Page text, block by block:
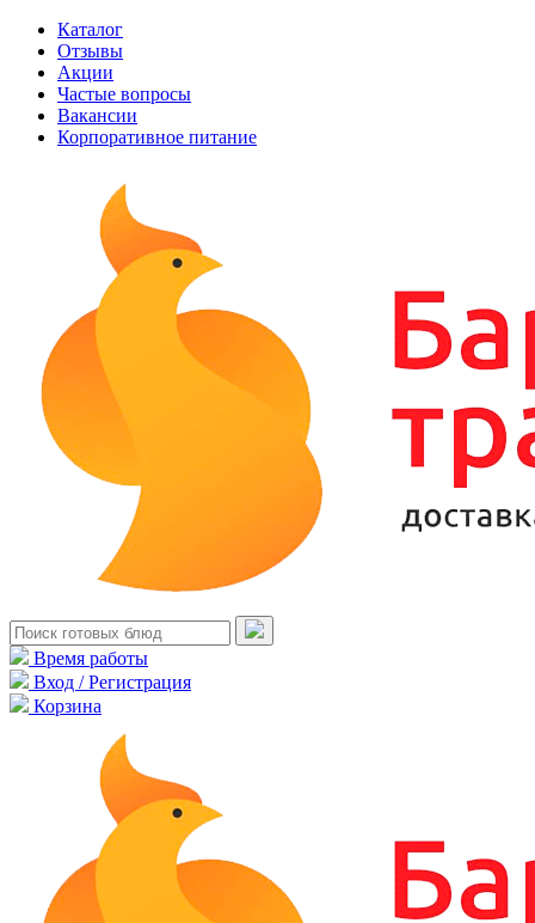
Каталог
Отзывы
Акции
Частые вопросы
Вакансии
Корпоративное питание
Время работы
Вход / Регистрация
Корзина